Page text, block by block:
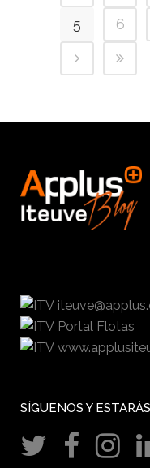
5
6
Portal Flotas
SÍGUENOS Y